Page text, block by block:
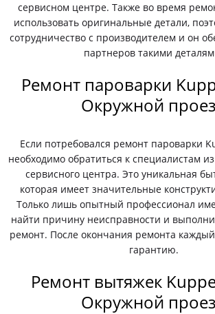
сервисном центре. Также во время
использовать оригинальные детали,
сотрудничество с производителем и он
партнеров такими
Ремонт пароварки
Окружной
Если потребовался ремонт пароварки
необходимо обратиться к специалистам
сервисного центра. Это уникальная
которая имеет значительные
Только лишь опытный профессионал
найти причину неисправности и
ремонт. После окончания ремонта
гарантию.
Ремонт вытяжек
Окружной